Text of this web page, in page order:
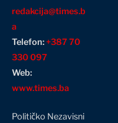
redakcija@times.b
a
Telefon:+387 70
330 097
Web:
www.times.ba
Političko Nezavisni